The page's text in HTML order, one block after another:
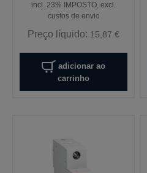
incl. 23% IMPOSTO, excl.
custos de envio
Preço líquido: 15,87 €
adicionar ao
carrinho